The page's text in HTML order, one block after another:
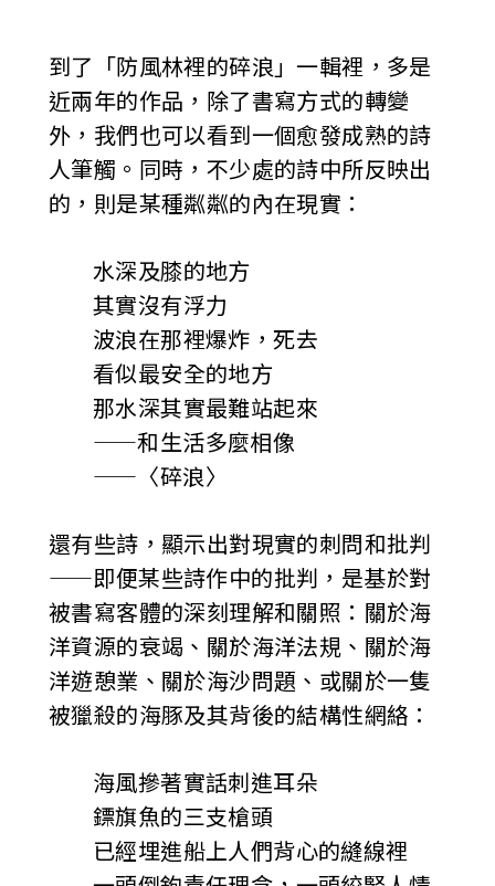
到了「防風林裡的碎浪」一輯裡，多是
近兩年的作品，除了書寫方式的轉變
外，我們也可以看到一個愈發成熟的詩
人筆觸。同時，不少處的詩中所反映出
的，則是某種粼粼的內在現實：
水深及膝的地方
其實沒有浮力
波浪在那裡爆炸，死去
看似最安全的地方
那水深其實最難站起來
——和生活多麼相像
——〈碎浪〉
還有些詩，顯示出對現實的刺問和批判
——即便某些詩作中的批判，是基於對
被書寫客體的深刻理解和關照：關於海
洋資源的衰竭、關於海洋法規、關於海
洋遊憩業、關於海沙問題、或關於一隻
被獵殺的海豚及其背後的結構性網絡：
海風摻著實話刺進耳朵
鏢旗魚的三支槍頭
已經埋進船上人們背心的縫線裡